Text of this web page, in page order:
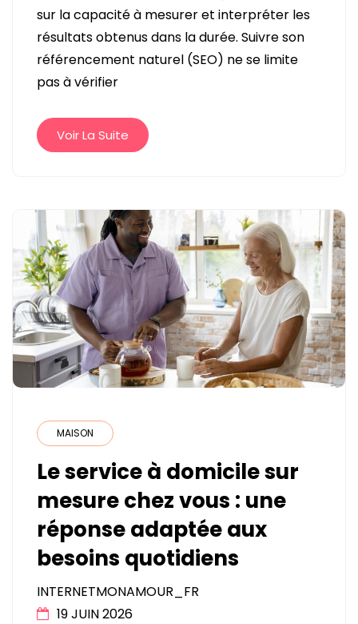
SON
RÉFÉRENCEMENT
NATUREL
sur la capacité à mesurer et interpréter les
résultats obtenus dans la durée. Suivre son
référencement naturel (SEO) ne se limite
pas à vérifier
Voir La Suite
MAISON
Le service à domicile sur
mesure chez vous : une
réponse adaptée aux
besoins quotidiens
INTERNETMONAMOUR_FR
19 JUIN 2026